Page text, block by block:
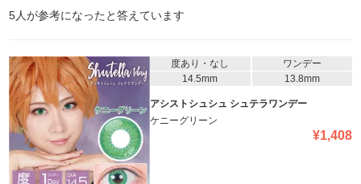
5人が参考になったと答えています
度あり・なし
ワンデー
14.5mm
13.8mm
アシストシュシュ シュテラワンデー
ケニーグリーン
¥1,408